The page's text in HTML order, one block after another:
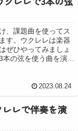
、課題曲を使ってス
す。ウクレレは楽器
ぜひやってみましょ
の弦を使う曲を演奏
2023.08.24
レで伴奏を演